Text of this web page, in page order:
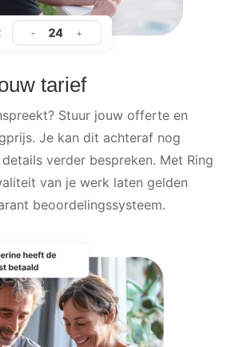
tarief
Stuur jouw offerte en
Je kan dit achteraf nog
verder bespreken. Met Ring
van je werk laten gelden
beoordelingssysteem.